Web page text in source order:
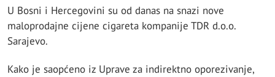
U Bosni i Hercegovini su od danas na snazi nove
maloprodajne cijene cigareta kompanije TDR d.o.o.
Sarajevo.
Kako je saopćeno iz Uprave za indirektno oporezivanje,